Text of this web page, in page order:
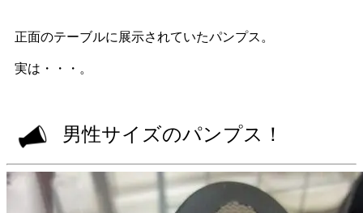
正面のテーブルに展示されていたパンプス。
実は・・・。
男性サイズのパンプス！